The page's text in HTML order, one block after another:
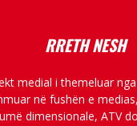
RRETH NESH
medial i themeluar nga
në fushën e
dimensionale, ATV